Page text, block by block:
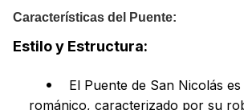
Características del Puente:
Estilo y Estructura:
El Puente de San Nicolás
románico, caracterizado por su